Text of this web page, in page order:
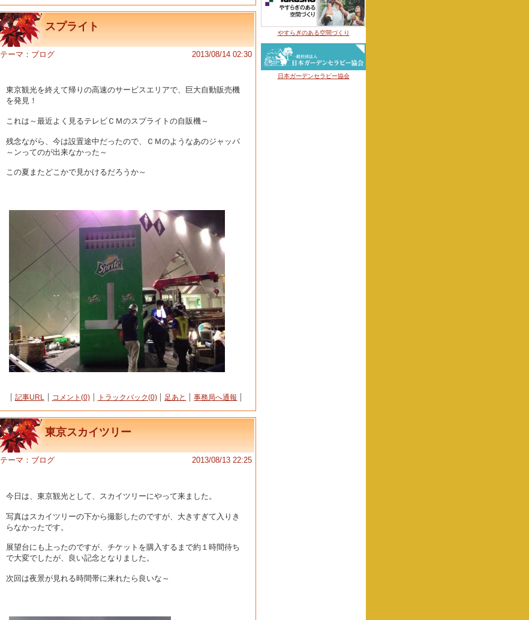
スプライト
テーマ： ブログ 2013/08/14 02:30
東京観光を終えて帰りの高速のサービスエリアで、巨大自動販売機
を発見！
これは～最近よく見るテレビＣＭのスプライトの自販機～
残念ながら、今は設置途中だったので、ＣＭのようなあのジャッパ
～ンってのが出来なかった～
この夏またどこかで見かけるだろうか～
記事URL コメント(0) トラックバック(0) 足あと 事務局へ通報
東京スカイツリー
テーマ： ブログ 2013/08/13 22:25
今日は、東京観光として、スカイツリーにやって来ました。
写真はスカイツリーの下から撮影したのですが、大きすぎて入りき
らなかったです。
展望台にも上ったのですが、チケットを購入するまで約１時間待ち
で大変でしたが、良い記念となりました。
次回は夜景が見れる時間帯に来れたら良いな～
やすらぎのある空間づくり
日本ガーデンセラピー協会